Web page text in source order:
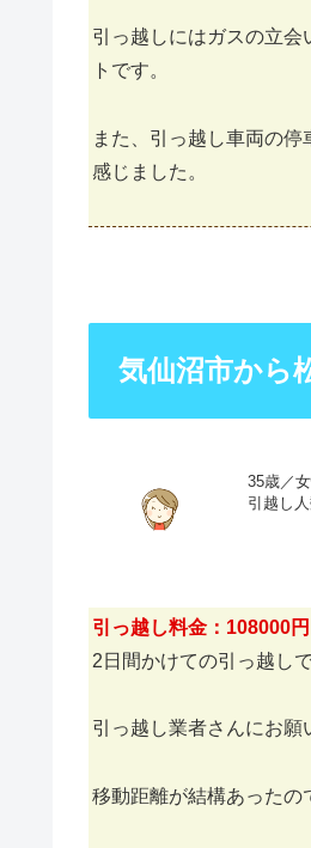
引っ越しにはガスの立
トです。
また、引っ越し車両の
感じました。
気仙沼市から
35歳／
引越し
引っ越し料金：108000円
2日間かけての引っ越し
引っ越し業者さんにお願
移動距離が結構あったの